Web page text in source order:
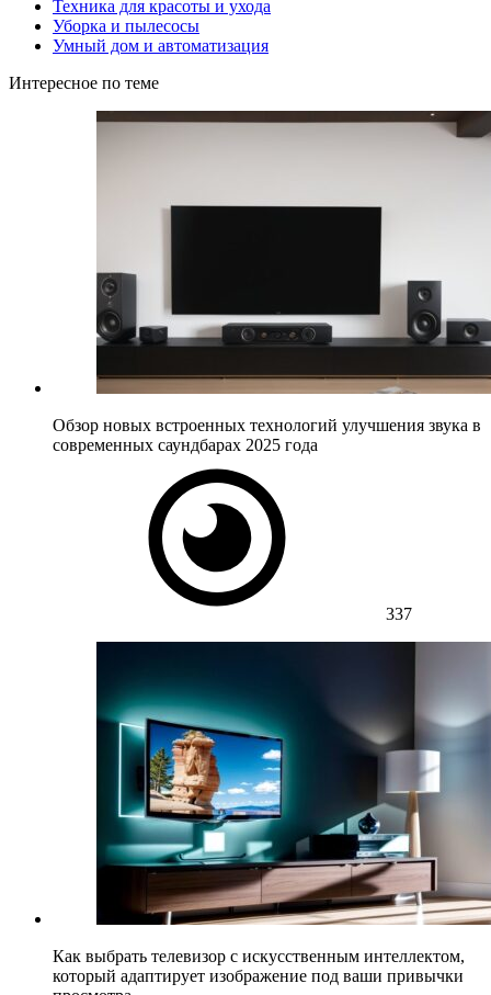
Техника для красоты и ухода
Уборка и пылесосы
Умный дом и автоматизация
Интересное по теме
Обзор новых встроенных технологий улучшения звука в
современных саундбарах 2025 года
337
Как выбрать телевизор с искусственным интеллектом,
который адаптирует изображение под ваши привычки